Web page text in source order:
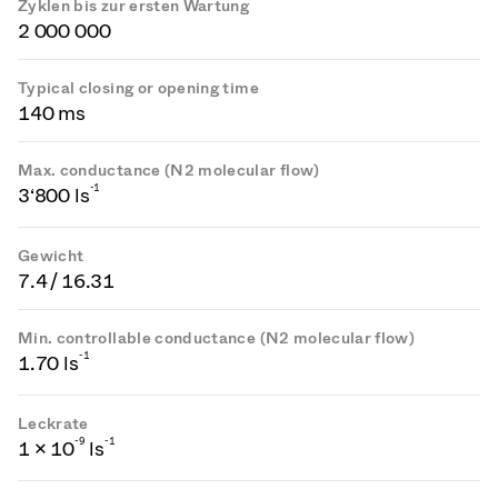
Zyklen bis zur ersten Wartung
2 000 000
Typical closing or opening time
140 ms
Max. conductance (N2 molecular flow)
3‘800 ls-1
Gewicht
7.4 / 16.31
Min. controllable conductance (N2 molecular flow)
1.70 ls-1
Leckrate
1 × 10-9 ls-1